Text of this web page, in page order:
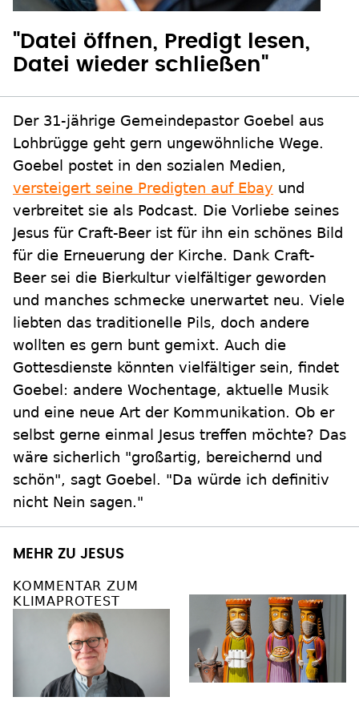
"Datei öffnen, Predigt lesen,
Datei wieder schließen"
Der 31-jährige Gemeindepastor Goebel aus
Lohbrügge geht gern ungewöhnliche Wege.
Goebel postet in den sozialen Medien,
versteigert seine Predigten auf Ebay und
verbreitet sie als Podcast. Die Vorliebe seines
Jesus für Craft-Beer ist für ihn ein schönes Bild
für die Erneuerung der Kirche. Dank Craft-
Beer sei die Bierkultur vielfältiger geworden
und manches schmecke unerwartet neu. Viele
liebten das traditionelle Pils, doch andere
wollten es gern bunt gemixt. Auch die
Gottesdienste könnten vielfältiger sein, findet
Goebel: andere Wochentage, aktuelle Musik
und eine neue Art der Kommunikation. Ob er
selbst gerne einmal Jesus treffen möchte? Das
wäre sicherlich "großartig, bereichernd und
schön", sagt Goebel. "Da würde ich definitiv
nicht Nein sagen."
MEHR ZU JESUS
KOMMENTAR ZUM
KLIMAPROTEST